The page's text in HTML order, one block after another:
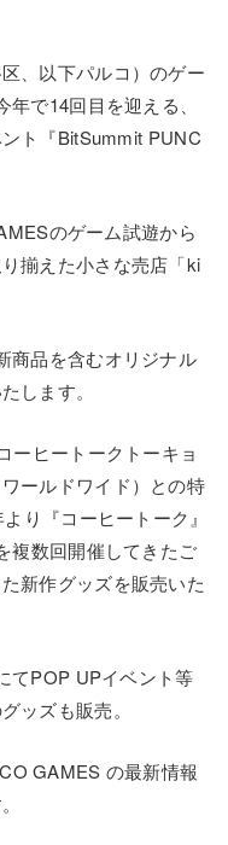
、以下パルコ）のゲー
で14回目を迎える、
ト『BitSummit PUNC
のゲーム試遊から
揃えた小さな売店「ki
商品を含むオリジナル
します。
ーヒートークトーキョ
ールドワイド）との特
り『コーヒートーク』
複数回開催してきたご
新作グッズを販売いた
てPOP UPイベント等
ッズも販売。
GAMES の最新情報